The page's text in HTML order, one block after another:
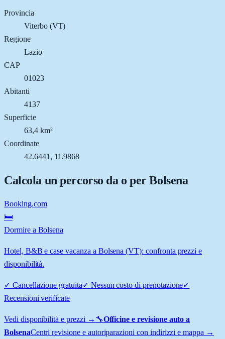
Provincia
Viterbo (VT)
Regione
Lazio
CAP
01023
Abitanti
4137
Superficie
63,4 km²
Coordinate
42.6441, 11.9868
Calcola un percorso da o perBolsena
Booking.com
🛏️
Dormire a Bolsena
Hotel, B&B e case vacanza a Bolsena (VT): confronta prezzi e
disponibilità.
✓ Cancellazione gratuita✓ Nessun costo di prenotazione✓
Recensioni verificate
Vedi disponibilità e prezzi → 🔧Officine e revisione auto a
BolsenaCentri revisione e autoriparazioni con indirizzi e mappa →